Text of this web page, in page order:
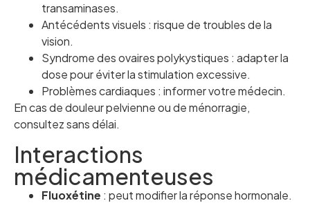
transaminases.
Antécédents visuels : risque de troubles de la
vision.
Syndrome des ovaires polykystiques : adapter la
dose pour éviter la stimulation excessive.
Problèmes cardiaques : informer votre médecin.
En cas de douleur pelvienne ou de ménorragie,
consultez sans délai.
Interactions
médicamenteuses
Fluoxétine : peut modifier la réponse hormonale.